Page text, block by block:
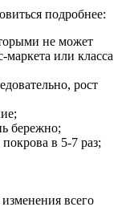
подробнее:
не может
маркета или класса
рост
бережно;
в 5-7 раз;
всего